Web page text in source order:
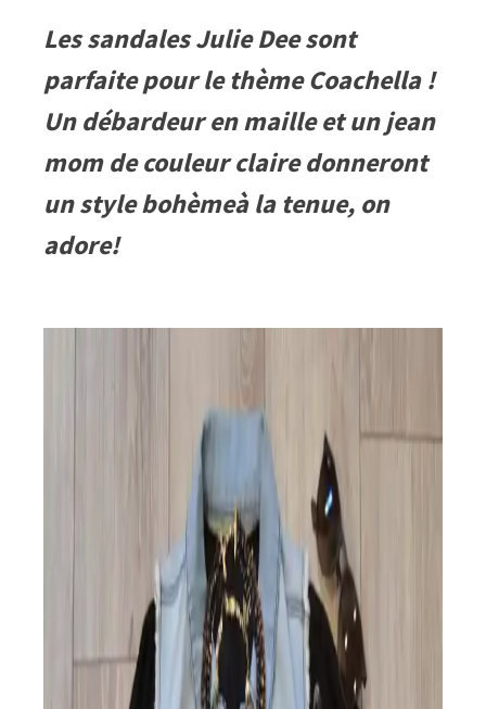
Les sandales Julie Dee sont
parfaite pour le thème Coachella !
Un débardeur en maille et un jean
mom de couleur claire donneront
un style bohèmeà la tenue, on
adore!